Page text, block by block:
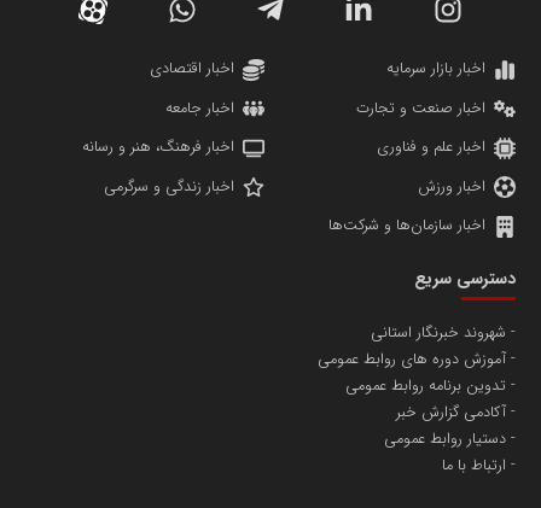
دانشگاه سئوی ایران
پایگاه اطلاع رسانی اعتلای نهادهای مردمی
تامین آهن اسفنجی تولیدکنندگان فولاد در کشور
مریم حاج نوروز نظری
مسعودصادقی
اخبار بازار سرمایه
اخبار اقتصادی
اخبار صنعت و تجارت
اخبار جامعه
اخبار علم و فناوری
اخبار فرهنگ، هنر و رسانه
اخبار ورزش
اخبار زندگی و سرگرمی
اخبار سازمان‌ها و شرکت‌ها
دسترسی سریع
شهروند خبرنگار استانی
آموزش دوره های روابط عمومی
تدوین برنامه روابط عمومی
آکادمی گزارش خبر
دستیار روابط عمومی
ارتباط با ما